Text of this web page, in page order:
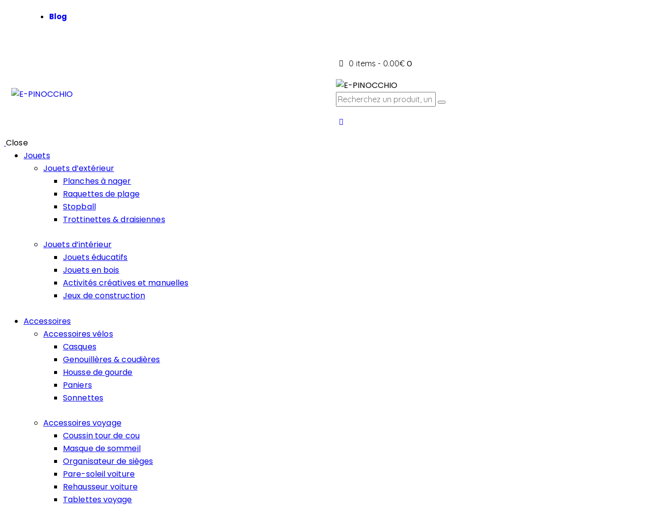
Blog
0 items - 0.00€ 0
Close
Jouets
Jouets d’extérieur
Planches à nager
Raquettes de plage
Stopball
Trottinettes & draisiennes
Jouets d’intérieur
Jouets éducatifs
Jouets en bois
Activités créatives et manuelles
Jeux de construction
Accessoires
Accessoires vélos
Casques
Genouillères & coudières
Housse de gourde
Paniers
Sonnettes
Accessoires voyage
Coussin tour de cou
Masque de sommeil
Organisateur de sièges
Pare-soleil voiture
Rehausseur voiture
Tablettes voyage